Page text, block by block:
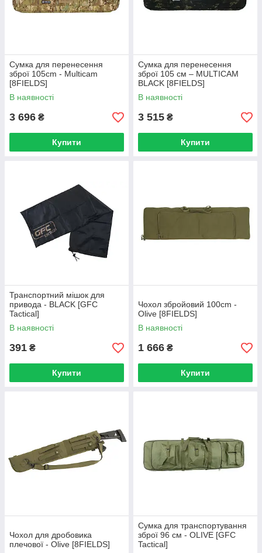
Сумка для перенесення
зброї 105cm - Multicam
[8FIELDS]
В наявності
3 696 ₴
Купити
Сумка для перенесення
зброї 105 см – MULTICAM
BLACK [8FIELDS]
В наявності
3 515 ₴
Купити
Транспортний мішок для
привода - BLACK [GFC
Tactical]
В наявності
391 ₴
Купити
Чохол збройовий 100cm -
Olive [8FIELDS]
В наявності
1 666 ₴
Купити
Чохол для дробовика
плечової - Olive [8FIELDS]
Сумка для транспортування
зброї 96 см - OLIVE [GFC
Tactical]